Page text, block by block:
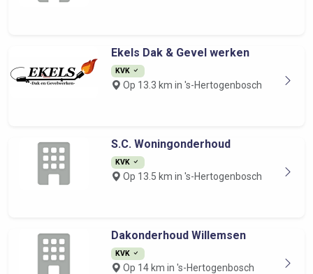
Ekels Dak & Gevel werken
KVK
Op 13.3 km in 's-Hertogenbosch
S.C. Woningonderhoud
KVK
Op 13.5 km in 's-Hertogenbosch
Dakonderhoud Willemsen
KVK
Op 14 km in 's-Hertogenbosch